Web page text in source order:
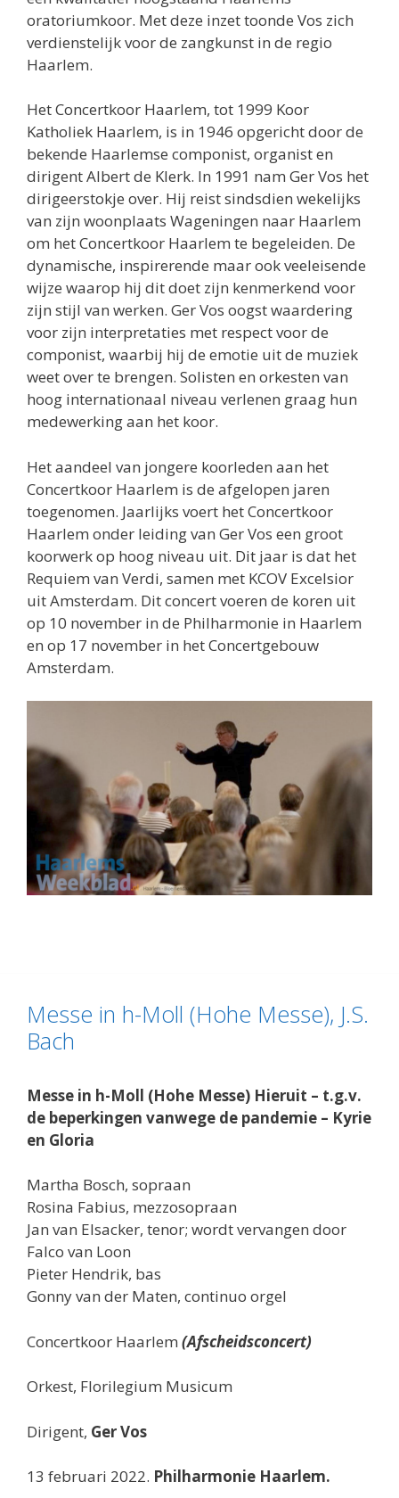
oratoriumkoor. Met deze inzet toonde Vos zich
verdienstelijk voor de zangkunst in de regio
Haarlem.
Het Concertkoor Haarlem, tot 1999 Koor
Katholiek Haarlem, is in 1946 opgericht door de
bekende Haarlemse componist, organist en
dirigent Albert de Klerk. In 1991 nam Ger Vos het
dirigeerstokje over. Hij reist sindsdien wekelijks
van zijn woonplaats Wageningen naar Haarlem
om het Concertkoor Haarlem te begeleiden. De
dynamische, inspirerende maar ook veeleisende
wijze waarop hij dit doet zijn kenmerkend voor
zijn stijl van werken. Ger Vos oogst waardering
voor zijn interpretaties met respect voor de
componist, waarbij hij de emotie uit de muziek
weet over te brengen. Solisten en orkesten van
hoog internationaal niveau verlenen graag hun
medewerking aan het koor.
Het aandeel van jongere koorleden aan het
Concertkoor Haarlem is de afgelopen jaren
toegenomen. Jaarlijks voert het Concertkoor
Haarlem onder leiding van Ger Vos een groot
koorwerk op hoog niveau uit. Dit jaar is dat het
Requiem van Verdi, samen met KCOV Excelsior
uit Amsterdam. Dit concert voeren de koren uit
op 10 november in de Philharmonie in Haarlem
en op 17 november in het Concertgebouw
Amsterdam.
Messe in h-Moll (Hohe Messe), J.S.
Bach
Messe in h-Moll (Hohe Messe) Hieruit – t.g.v.
de beperkingen vanwege de pandemie – Kyrie
en Gloria
Martha Bosch, sopraan
Rosina Fabius, mezzosopraan
Jan van Elsacker, tenor; wordt vervangen door
Falco van Loon
Pieter Hendrik, bas
Gonny van der Maten, continuo orgel
Concertkoor Haarlem (Afscheidsconcert)
Orkest, Florilegium Musicum
Dirigent, Ger Vos
13 februari 2022. Philharmonie Haarlem.